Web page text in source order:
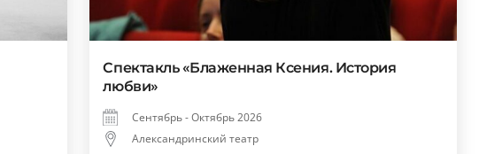
Спектакль «Блаженная Ксения. История
любви»
Сентябрь - Октябрь 2026
Александринский театр